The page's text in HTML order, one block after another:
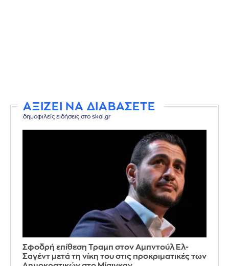
ΑΞΙΖΕΙ ΝΑ ΔΙΑΒΑΣΕΤΕ
δημοφιλείς ειδήσεις στο skai.gr
Σφοδρή επίθεση Τραμπ στον Αμπντούλ Ελ-
Σαγέντ μετά τη νίκη του στις προκριματικές των